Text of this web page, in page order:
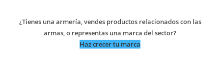
¿Tienes una armería, vendes productos relacionados con las
armas, o representas una marca del sector?
Haz crecer tu marca